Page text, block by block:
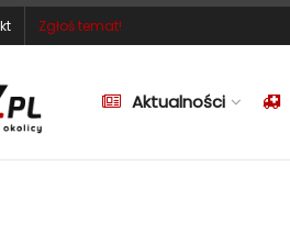
Zgłoś temat!
Aktualności